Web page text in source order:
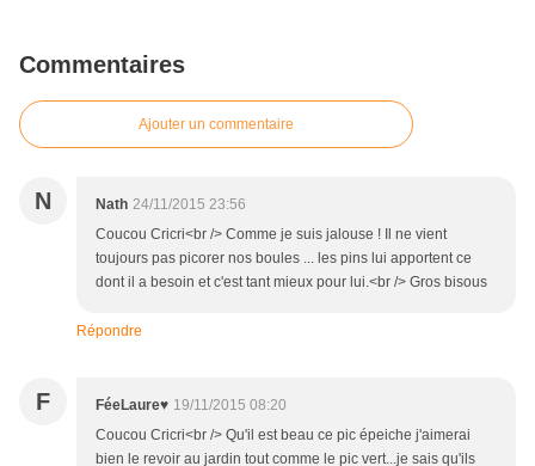
Commentaires
Ajouter un commentaire
N Nath 24/11/2015 23:56
Coucou Cricri<br /> Comme je suis jalouse ! Il ne vient
toujours pas picorer nos boules ... les pins lui apportent ce
dont il a besoin et c'est tant mieux pour lui.<br /> Gros bisous
Répondre
F FéeLaure♥ 19/11/2015 08:20
Coucou Cricri<br /> Qu'il est beau ce pic épeiche j'aimerai
bien le revoir au jardin tout comme le pic vert...je sais qu'ils